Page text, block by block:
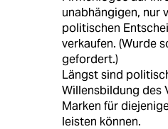
unabhängigen, nur
politischen
verkaufen. (Wurde
gefordert.)
Längst sind
Willensbildung des
Marken für
leisten können.